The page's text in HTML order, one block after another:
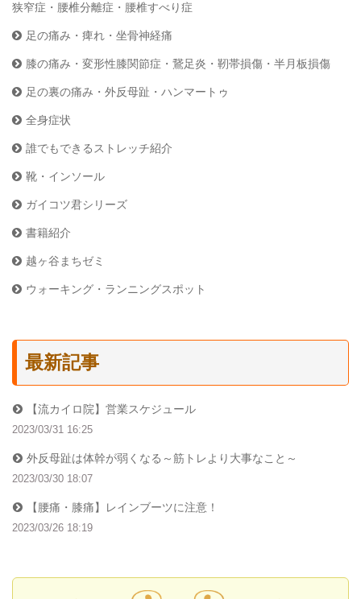
狭窄症・腰椎分離症・腰椎すべり症
足の痛み・痺れ・坐骨神経痛
膝の痛み・変形性膝関節症・鵞足炎・靭帯損傷・半月板損傷
足の裏の痛み・外反母趾・ハンマートゥ
全身症状
誰でもできるストレッチ紹介
靴・インソール
ガイコツ君シリーズ
書籍紹介
越ヶ谷まちゼミ
ウォーキング・ランニングスポット
最新記事
【流カイロ院】営業スケジュール
2023/03/31 16:25
外反母趾は体幹が弱くなる～筋トレより大事なこと～
2023/03/30 18:07
【腰痛・膝痛】レインブーツに注意！
2023/03/26 18:19